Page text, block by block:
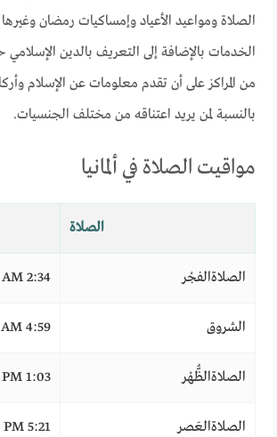
الصلاة ومواعيد الأعياد وإمساكيات رمضان
الخدمات بالإضافة إلى التعريف بالدين
من المراكز على أن تقدم معلومات عن الإسلام
بالنسبة لمن يريد اعتناقه من مختلف الجنسيات.
مواقيت الصلاة في ألمانيا
الصلاة
الصلاةالفجْر 2:34 AM
الشروق 4:59 AM
الصلاةالظُّهْر 1:03 PM
الصلاةالعَصر 5:21 PM